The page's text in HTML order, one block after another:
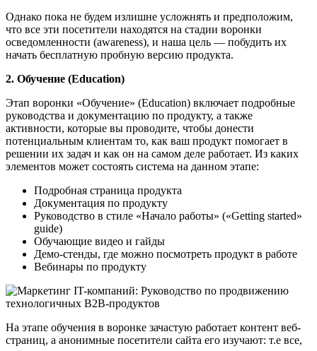
Однако пока не будем излишне усложнять и предположим,
что все эти посетители находятся на стадии воронки
осведомленности (awareness), и наша цель — побудить их
начать бесплатную пробную версию продукта.
2. Обучение (Education)
Этап воронки «Обучение» (Education) включает подробные
руководства и документацию по продукту, а также
активности, которые вы проводите, чтобы донести
потенциальным клиентам то, как ваш продукт помогает в
решении их задач и как он на самом деле работает. Из каких
элементов может состоять система на данном этапе:
Подробная страница продукта
Документация по продукту
Руководство в стиле «Начало работы» («Getting started»
guide)
Обучающие видео и гайды
Демо-стенды, где можно посмотреть продукт в работе
Вебинары по продукту
На этапе обучения в воронке зачастую работает контент веб-
страниц, а анонимные посетители сайта его изучают: т.е все,